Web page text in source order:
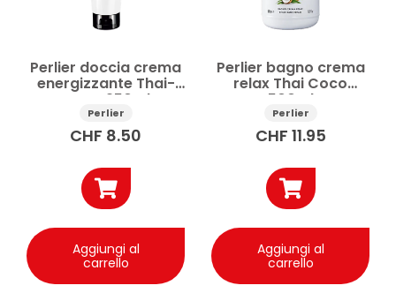
Olio doccia
Prezzo
Perlier doccia crema
energizzante Thai-
Coco 250ml
Perlier
CHF 8.50
Aggiungi al
carrello
Perlier bagno crema
relax Thai Coco
500ml
Perlier
CHF 11.95
Aggiungi al
carrello